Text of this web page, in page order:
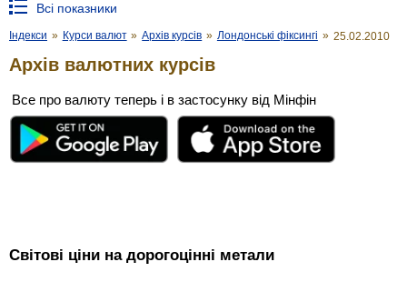
Всі показники
Індекси » Курси валют » Архів курсів » Лондонські фіксингі » 25.02.2010
Архів валютних курсів
Все про валюту теперь і в застосунку від Мінфін
Світові ціни на дорогоцінні метали